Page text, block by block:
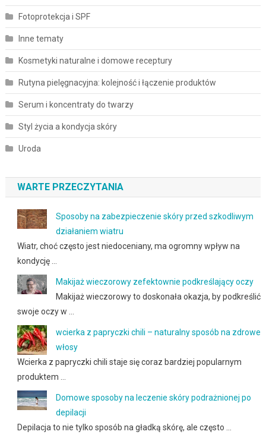
Fotoprotekcja i SPF
Inne tematy
Kosmetyki naturalne i domowe receptury
Rutyna pielęgnacyjna: kolejność i łączenie produktów
Serum i koncentraty do twarzy
Styl życia a kondycja skóry
Uroda
WARTE PRZECZYTANIA
Sposoby na zabezpieczenie skóry przed szkodliwym
działaniem wiatru
Wiatr, choć często jest niedoceniany, ma ogromny wpływ na
kondycję …
Makijaż wieczorowy zefektownie podkreślający oczy
Makijaż wieczorowy to doskonała okazja, by podkreślić
swoje oczy w …
wcierka z papryczki chili – naturalny sposób na zdrowe
włosy
Wcierka z papryczki chili staje się coraz bardziej popularnym
produktem …
Domowe sposoby na leczenie skóry podrażnionej po
depilacji
Depilacja to nie tylko sposób na gładką skórę, ale często …